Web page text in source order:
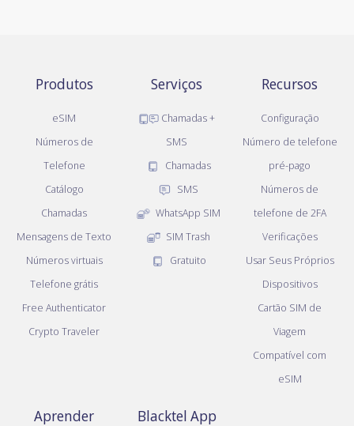
Produtos
eSIM
Números de
Telefone
Catálogo
Chamadas
Mensagens de Texto
Números virtuais
Telefone grátis
Free Authenticator
Crypto Traveler
Serviços
Chamadas +
SMS
Chamadas
SMS
WhatsApp SIM
SIM Trash
Gratuito
Recursos
Configuração
Número de telefone
pré-pago
Números de
telefone de 2FA
Verificações
Usar Seus Próprios
Dispositivos
Cartão SIM de
Viagem
Compatível com
eSIM
Aprender Blacktel App